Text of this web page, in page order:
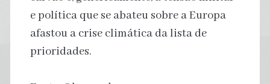
e política que se abateu sobre a Europa
afastou a crise climática da lista de
prioridades.